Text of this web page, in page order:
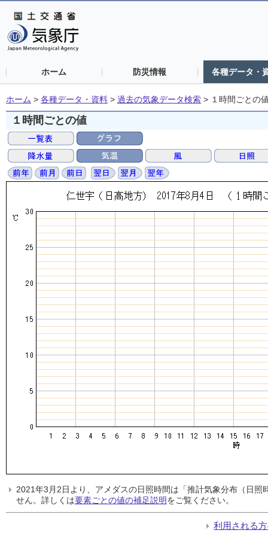
ホーム 防災情報 各種データ・
ホーム > 各種データ・資料 > 過去の気象データ検索 > １時間ごとの
１時間ごとの値
2021年3月2日より、アメダスの日照時間は「推計気象分布（日
せん。詳しくは要素ごとの値の補足説明をご覧ください。
利用される